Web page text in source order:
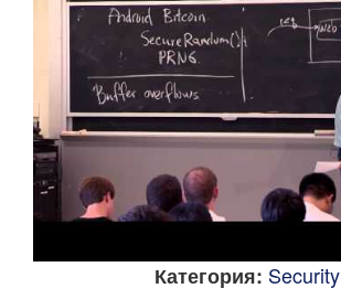
Категория: Security